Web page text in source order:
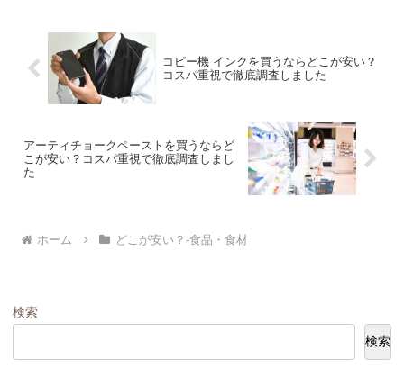
コピー機 インクを買うならどこが安い？
コスパ重視で徹底調査しました
アーティチョークペーストを買うならど
こが安い？コスパ重視で徹底調査しまし
た
ホーム どこが安い？-食品・食材
検索
検索